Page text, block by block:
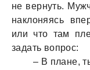
не вернуть.
наклоняясь
или что там
задать вопрос:
– В плане,